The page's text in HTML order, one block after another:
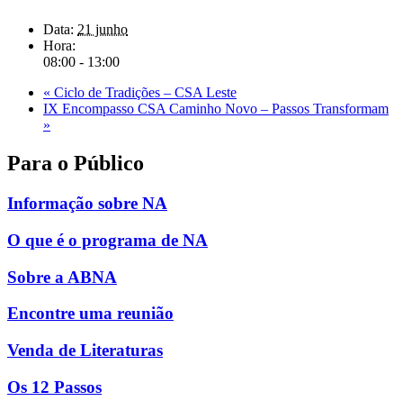
Data: 21 junho
Hora:
08:00 - 13:00
« Ciclo de Tradições – CSA Leste
IX Encompasso CSA Caminho Novo – Passos Transformam
»
Para o Público
Informação sobre NA
O que é o programa de NA
Sobre a ABNA
Encontre uma reunião
Venda de Literaturas
Os 12 Passos